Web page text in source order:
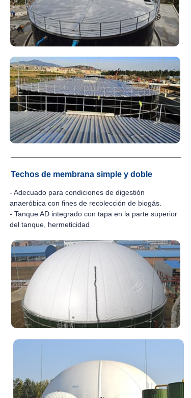
Techos de membrana simple y doble
- Adecuado para condiciones de digestión
anaeróbica con fines de recolección de biogás.
- Tanque AD integrado con tapa en la parte superior
del tanque, hermeticidad